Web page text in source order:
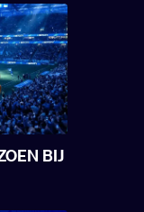
BIJ